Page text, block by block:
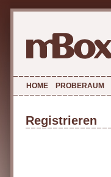
HOME PROBERAUM
Registrieren